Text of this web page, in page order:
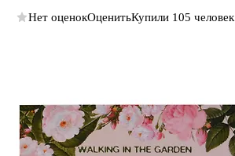
Нет оценокОценитьКупили 105 человек